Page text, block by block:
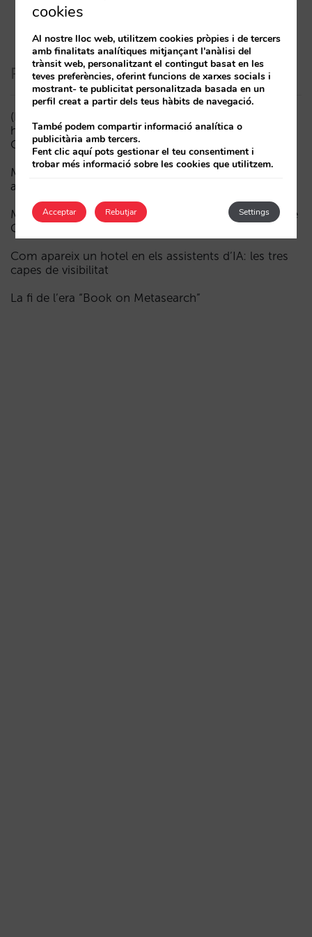
Posts recents
(ESP) ¿Puede un Mundial reducir las reservas
hoteleras? El caso de México durante la FIFA World
Cup 2026
Menys campanyes, més intel·ligents: manual IA per
actualitzar el màrqueting digital del teu hotel (part 1)
Madrid davant la Fórmula 1: aprenentatges del GP de
Catalunya i del GP de Ciutat de Mèxic per als hotels
Com apareix un hotel en els assistents d’IA: les tres
capes de visibilitat
La fi de l’era “Book on Metasearch”
cookies
Al nostre lloc web, utilitzem cookies pròpies i de tercers
amb finalitats analítiques mitjançant l'anàlisi del
trànsit web, personalitzant el contingut basat en les
teves preferències, oferint funcions de xarxes socials i
mostrant- te publicitat personalitzada basada en un
perfil creat a partir dels teus hàbits de navegació.
També podem compartir informació analítica o
publicitària amb tercers.
Fent clic aquí pots gestionar el teu consentiment i
trobar més informació sobre les cookies que utilitzem.
Acceptar Settings
Rebutjar